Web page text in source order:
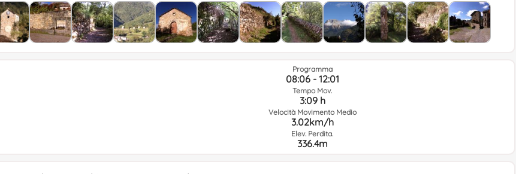
Programma
08:06 - 12:01
Tempo Mov.
3:09 h
Velocità Movimento Medio
3.02km/h
Elev. Perdita.
336.4m